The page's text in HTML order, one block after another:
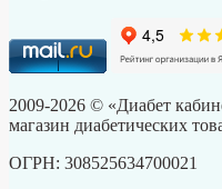
2009-2026 © «Диабет
магазин диабетических
ОГРН: 308525634700021